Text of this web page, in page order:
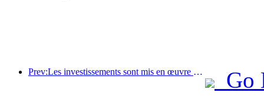
Prev:Les investissements sont mis en œuvre en premier et les hôtels de milieu et haut de gamme dépassent le stade de la spéculation.
Go